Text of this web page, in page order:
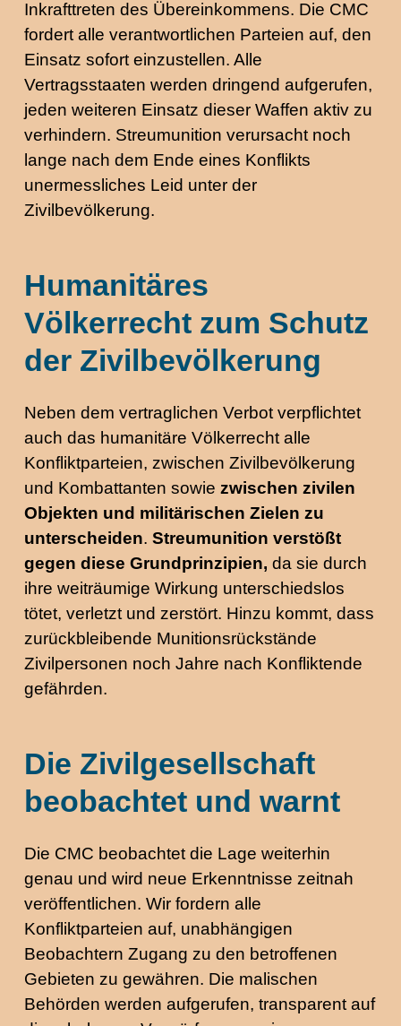
Inkrafttreten des Übereinkommens. Die CMC
fordert alle verantwortlichen Parteien auf, den
Einsatz sofort einzustellen. Alle
Vertragsstaaten werden dringend aufgerufen,
jeden weiteren Einsatz dieser Waffen aktiv zu
verhindern. Streumunition verursacht noch
lange nach dem Ende eines Konflikts
unermessliches Leid unter der
Zivilbevölkerung.
Humanitäres
Völkerrecht zum Schutz
der Zivilbevölkerung
Neben dem vertraglichen Verbot verpflichtet
auch das humanitäre Völkerrecht alle
Konfliktparteien, zwischen Zivilbevölkerung
und Kombattanten sowie zwischen zivilen
Objekten und militärischen Zielen zu
unterscheiden. Streumunition verstößt
gegen diese Grundprinzipien, da sie durch
ihre weiträumige Wirkung unterschiedslos
tötet, verletzt und zerstört. Hinzu kommt, dass
zurückbleibende Munitionsrückstände
Zivilpersonen noch Jahre nach Konfliktende
gefährden.
Die Zivilgesellschaft
beobachtet und warnt
Die CMC beobachtet die Lage weiterhin
genau und wird neue Erkenntnisse zeitnah
veröffentlichen. Wir fordern alle
Konfliktparteien auf, unabhängigen
Beobachtern Zugang zu den betroffenen
Gebieten zu gewähren. Die malischen
Behörden werden aufgerufen, transparent auf